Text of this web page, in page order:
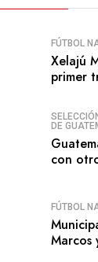
FÚTBOL
Xelajú
primer
DE
con
FÚTBOL
Marcos